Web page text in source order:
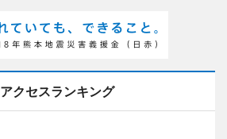
アクセスランキング